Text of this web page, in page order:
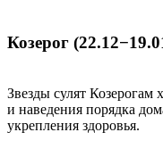
Козерог
Звезды сулят Козерогам
и наведения порядка
укрепления здоровья.